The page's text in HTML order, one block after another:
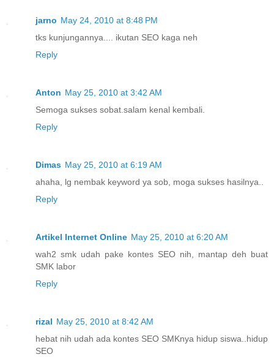
jarno May 24, 2010 at 8:48 PM
tks kunjungannya.... ikutan SEO kaga neh
Reply
Anton May 25, 2010 at 3:42 AM
Semoga sukses sobat.salam kenal kembali.
Reply
Dimas May 25, 2010 at 6:19 AM
ahaha, lg nembak keyword ya sob, moga sukses hasilnya..
Reply
Artikel Internet Online May 25, 2010 at 6:20 AM
wah2 smk udah pake kontes SEO nih, mantap deh buat
SMK labor
Reply
rizal May 25, 2010 at 8:42 AM
hebat nih udah ada kontes SEO SMKnya hidup siswa..hidup
SEO